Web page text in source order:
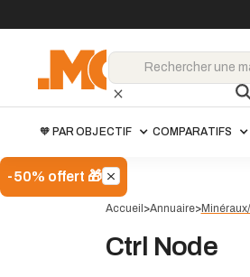
🧡 PAR OBJECTIF COMPARATIFS
-50% offert 🎁
Accueil>Annuaire>
Ctrl Node